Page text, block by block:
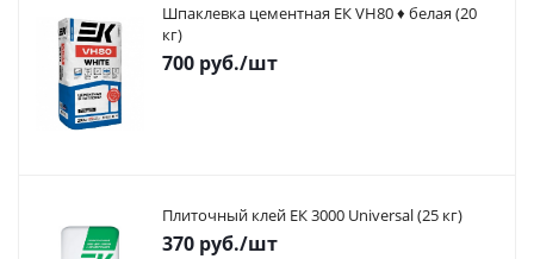
Шпаклевка цементная ЕК VH80 ♦ белая (20
кг)
700 руб./шт
Плиточный клей ЕК 3000 Universal (25 кг)
370 руб./шт